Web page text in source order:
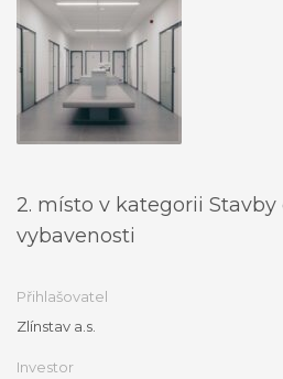
2. místo v kategorii Stavby
vybavenosti
Přihlašovatel
Zlínstav a.s.
Investor